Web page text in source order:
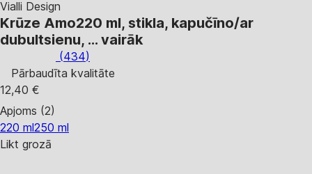
Vialli Design
Krūze Amo220 ml, stikla, kapučīno/ar
dubultsienu, … vairāk
(434)
Pārbaudīta kvalitāte
12,40 €
Apjoms (2)
220 ml250 ml
Likt grozā